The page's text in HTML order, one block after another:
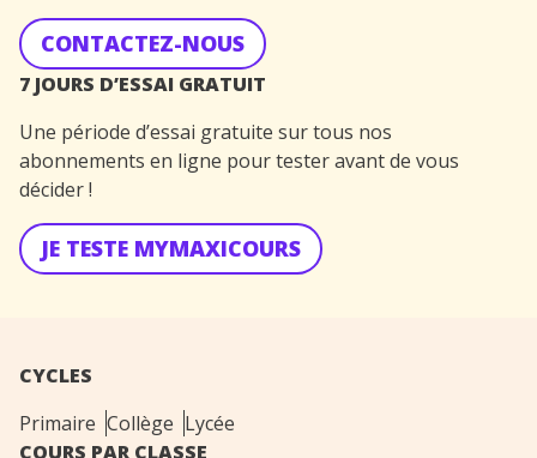
CONTACTEZ-NOUS
7 JOURS D’ESSAI GRATUIT
Une période d’essai gratuite sur tous nos
abonnements en ligne pour tester avant de vous
décider !
JE TESTE MYMAXICOURS
CYCLES
Primaire Collège Lycée
COURS PAR CLASSE